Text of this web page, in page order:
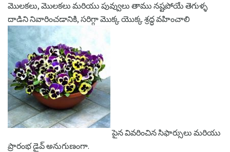
మొలకలు, మొలకలు మరియు పువ్వులు తాము నష్టపోయే తెగుళ్ళ
దాడిని నివారించడానికి, సరిగ్గా మొక్క యొక్క శ్రద్ధ వహించాలి
పైన వివరించిన సిఫార్సులు మరియు
ప్రారంభ డైవ్ అనుగుణంగా.